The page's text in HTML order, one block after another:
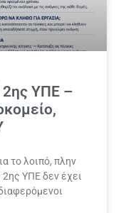
2ης ΥΠΕ –
το λοιπό, πλην
ΥΠΕ δεν έχει